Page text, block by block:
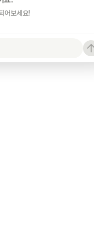
어보세요!